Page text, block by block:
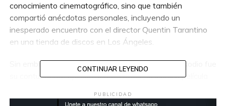
conocimiento cinematográfico, sino que también
compartió anécdotas personales, incluyendo un
inesperado encuentro con el director Quentin Tarantino
en una tienda de discos en Los Ángeles.
Sin embargo, lo que más llamó la atención del episodio fue
su contundente opinión sobreTitanic, la icónica película
considera el más sobrevalorado de la historia, Facundo no
CONTINUAR LEYENDO
PUBLICIDAD